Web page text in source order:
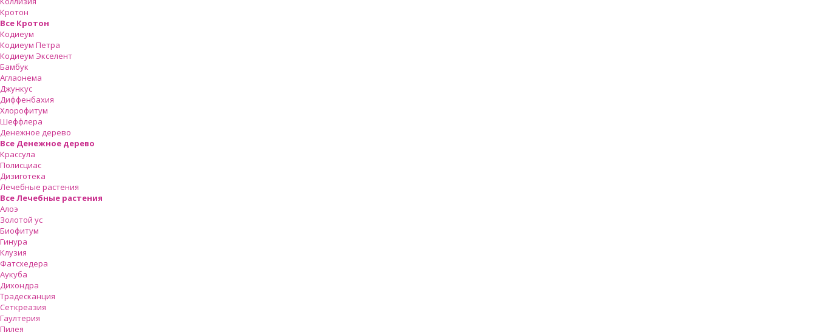
Кротон
Все Кротон
Кодиеум
Кодиеум Петра
Кодиеум Экселент
Бамбук
Аглаонема
Джункус
Диффенбахия
Хлорофитум
Шеффлера
Денежное дерево
Все Денежное дерево
Крассула
Полисциас
Дизиготека
Лечебные растения
Все Лечебные растения
Алоэ
Золотой ус
Биофитум
Гинура
Клузия
Фатсхедера
Аукуба
Дихондра
Традесканция
Сеткреазия
Гаултерия
Пилея